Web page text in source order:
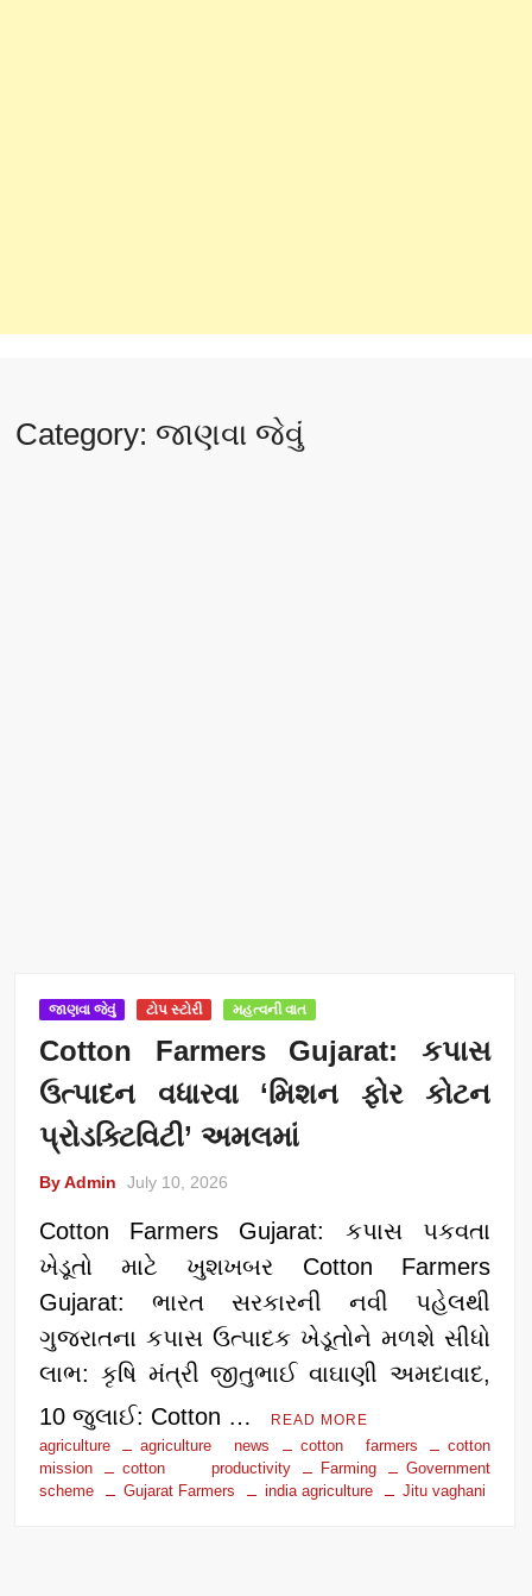
Category: જાણવા જેવું
જાણવા જેવું ટોપ સ્ટોરી મહત્વની વાત
Cotton Farmers Gujarat: કપાસ
ઉત્પાદન વધારવા ‘મિશન ફોર કોટન
પ્રોડક્ટિવિટી’ અમલમાં
By Admin July 10, 2026
Cotton Farmers Gujarat: કપાસ પકવતા
ખેડૂતો માટે ખુશખબર Cotton Farmers
Gujarat: ભારત સરકારની નવી પહેલથી
ગુજરાતના કપાસ ઉત્પાદક ખેડૂતોને મળશે સીધો
લાભ: કૃષિ મંત્રી જીતુભાઈ વાઘાણી અમદાવાદ,
10 જુલાઈ: Cotton …
READ MORE
agriculture agriculture news cotton farmers
cotton
mission
cotton productivity Farming
Government
scheme
Gujarat Farmers india agriculture Jitu vaghani